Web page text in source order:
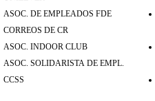
ASOC. DE EMPLEADOS FDE
CORREOS DE CR
ASOC. INDOOR CLUB
ASOC. SOLIDARISTA DE EMPL.
CCSS